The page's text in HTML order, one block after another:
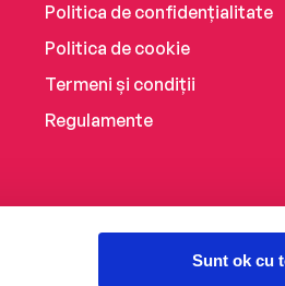
Sunt ok cu
Politica de confidențialitate
Politica de cookie
Termeni și condiții
Regulamente